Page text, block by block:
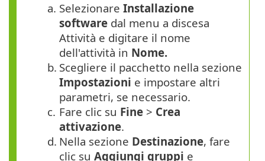
a. Selezionare Installazione
software dal menu a discesa
Attività e digitare il nome
dell'attività in Nome.
b. Scegliere il pacchetto nella sezione
Impostazioni e impostare altri
parametri, se necessario.
c. Fare clic su Fine > Crea
attivazione.
d. Nella sezione Destinazione, fare
clic su Aggiungi gruppi e